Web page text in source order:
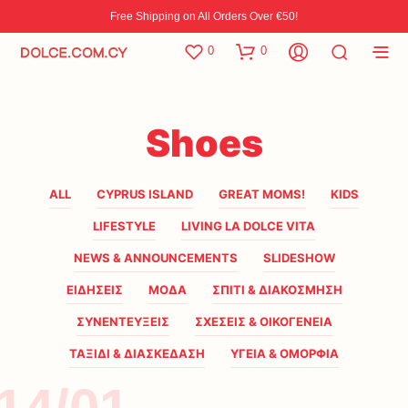
Free Shipping on All Orders Over €50!
0 0
Shoes
ALL CYPRUS ISLAND GREAT MOMS! KIDS
LIFESTYLE LIVING LA DOLCE VITA
NEWS & ANNOUNCEMENTS SLIDESHOW
ΕΙΔΗΣΕΙΣ ΜΟΔΑ ΣΠΙΤΙ & ΔΙΑΚΟΣΜΗΣΗ
ΣΥΝΕΝΤΕΥΞΕΙΣ ΣΧΕΣΕΙΣ & ΟΙΚΟΓΕΝΕΙΑ
ΤΑΞΙΔΙ & ΔΙΑΣΚΕΔΑΣΗ ΥΓΕΙΑ & ΟΜΟΡΦΙΑ